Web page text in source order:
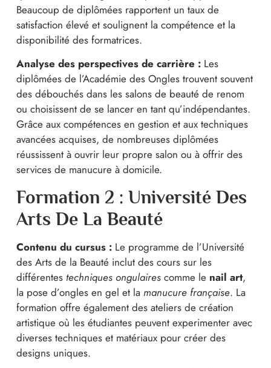
Beaucoup de diplômées rapportent un taux de
satisfaction élevé et soulignent la compétence et la
disponibilité des formatrices.
Analyse des perspectives de carrière : Les
diplômées de l’Académie des Ongles trouvent souvent
des débouchés dans les salons de beauté de renom
ou choisissent de se lancer en tant qu’indépendantes.
Grâce aux compétences en gestion et aux techniques
avancées acquises, de nombreuses diplômées
réussissent à ouvrir leur propre salon ou à offrir des
services de manucure à domicile.
Formation 2 : Université Des
Arts De La Beauté
Contenu du cursus : Le programme de l’Université
des Arts de la Beauté inclut des cours sur les
différentes techniques ongulaires comme le nail art,
la pose d’ongles en gel et la manucure française. La
formation offre également des ateliers de création
artistique où les étudiantes peuvent experimenter avec
diverses techniques et matériaux pour créer des
designs uniques.